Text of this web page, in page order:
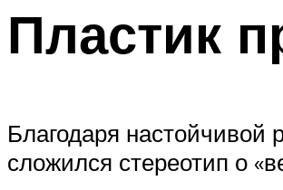
Пластик
Благодаря настойчивой
сложился стереотип о